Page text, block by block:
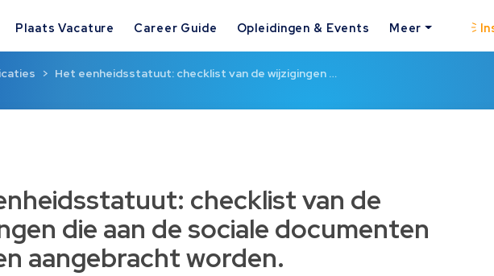
Plaats Vacature Career Guide Opleidingen & Events Meer
Het eenheidsstatuut: checklist van de wijzigingen …
checklist van de
die aan de sociale documenten
aangebracht worden.